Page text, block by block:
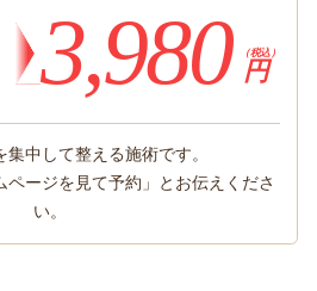
3,980 （税込）
円
集中して整える施術です。
ページを見て予約」とお伝えくださ
い。